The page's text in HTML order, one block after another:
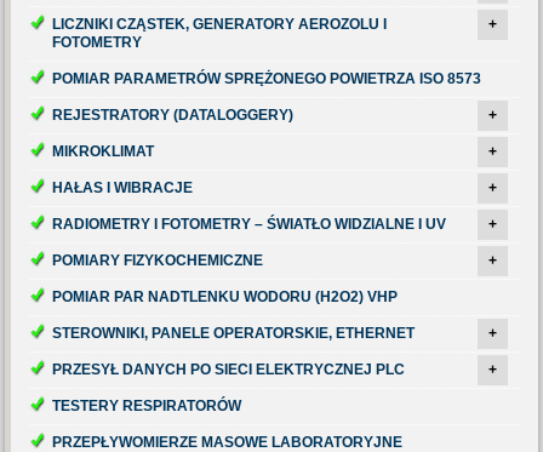
LICZNIKI CZĄSTEK, GENERATORY AEROZOLU I
FOTOMETRY
+
POMIAR PARAMETRÓW SPRĘŻONEGO POWIETRZA ISO 8573
REJESTRATORY (DATALOGGERY) +
MIKROKLIMAT +
HAŁAS I WIBRACJE +
RADIOMETRY I FOTOMETRY – ŚWIATŁO WIDZIALNE I UV +
POMIARY FIZYKOCHEMICZNE +
POMIAR PAR NADTLENKU WODORU (H2O2) VHP
STEROWNIKI, PANELE OPERATORSKIE, ETHERNET +
PRZESYŁ DANYCH PO SIECI ELEKTRYCZNEJ PLC +
TESTERY RESPIRATORÓW
PRZEPŁYWOMIERZE MASOWE LABORATORYJNE